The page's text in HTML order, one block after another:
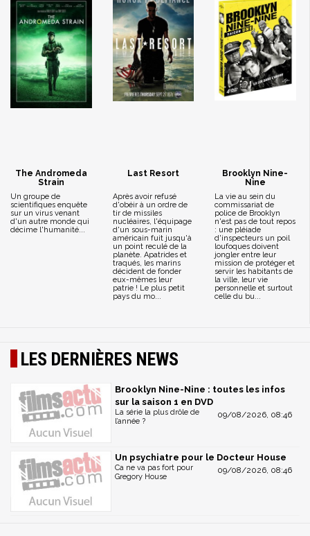
The Andromeda
Strain
Un groupe de
scientifiques enquête
sur un virus venant
d'un autre monde qui
décime l'humanité...
Last Resort
Après avoir refusé
d'obéir à un ordre de
tir de missiles
nucléaires, l'équipage
d'un sous-marin
américain fuit jusqu'à
un point reculé de la
planète. Apatrides et
traqués, les marins
décident de fonder
eux-mêmes leur
patrie ! Le plus petit
pays du mo...
Brooklyn Nine-
Nine
La vie au sein du
commissariat de
police de Brooklyn
n'est pas de tout repos
: une pléiade
d'inspecteurs un poil
loufoques doivent
jongler entre leur
mission de protéger et
servir les habitants de
la ville, leur vie
personnelle et surtout
celle du bu...
LES DERNIÈRES NEWS
Brooklyn Nine-Nine : toutes les infos
sur la saison 1 en DVD
09/08/2026, 08:46
La série la plus drôle de
l’année ?
Un psychiatre pour le Docteur House
09/08/2026, 08:46
Ca ne va pas fort pour
Gregory House